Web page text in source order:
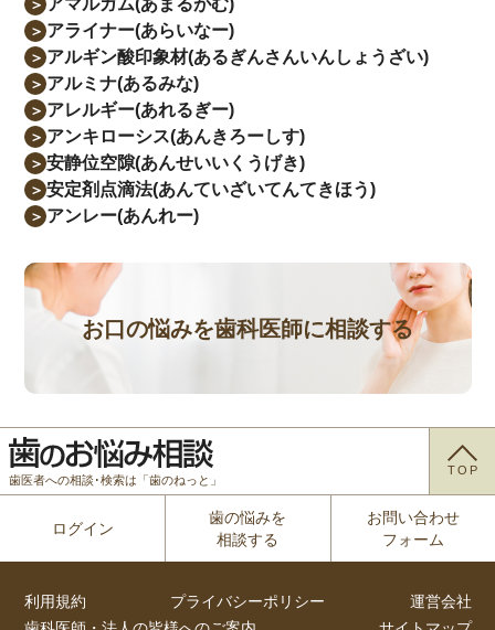
＞ アマルガム(あまるがむ)
＞ アライナー(あらいなー)
＞ アルギン酸印象材(あるぎんさんいんしょうざい)
＞ アルミナ(あるみな)
＞ アレルギー(あれるぎー)
＞ アンキローシス(あんきろーしす)
＞ 安静位空隙(あんせいいくうげき)
＞ 安定剤点滴法(あんていざいてんてきほう)
＞ アンレー(あんれー)
お口の悩みを歯科医師に相談する
歯医者への相談･検索は「歯のねっと」
TOP
ログイン
歯の悩みを
相談する
お問い合わせ
フォーム
利用規約 プライバシーポリシー
運営会社